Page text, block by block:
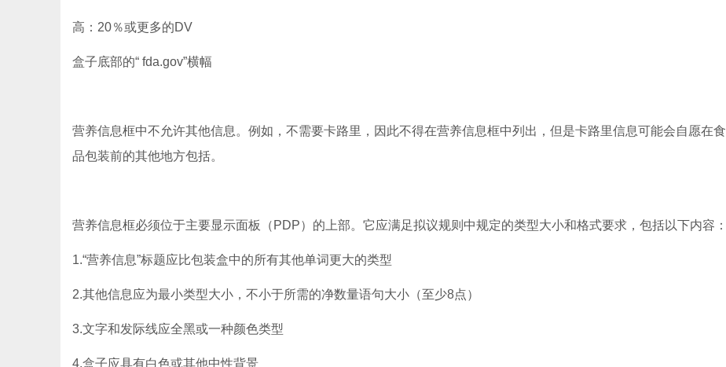
高：20％或更多的DV
盒子底部的“ fda.gov”横幅
营养信息框中不允许其他信息。例如，不需要卡路里，因此不得在营养信息框中列出，但是卡路里信息可能会自愿在食
品包装前的其他地方包括。
营养信息框必须位于主要显示面板（PDP）的上部。它应满足拟议规则中规定的类型大小和格式要求，包括以下内容：
1.“营养信息”标题应比包装盒中的所有其他单词更大的类型
2.其他信息应为最小类型大小，不小于所需的净数量语句大小（至少8点）
3.文字和发际线应全黑或一种颜色类型
4.盒子应具有白色或其他中性背景